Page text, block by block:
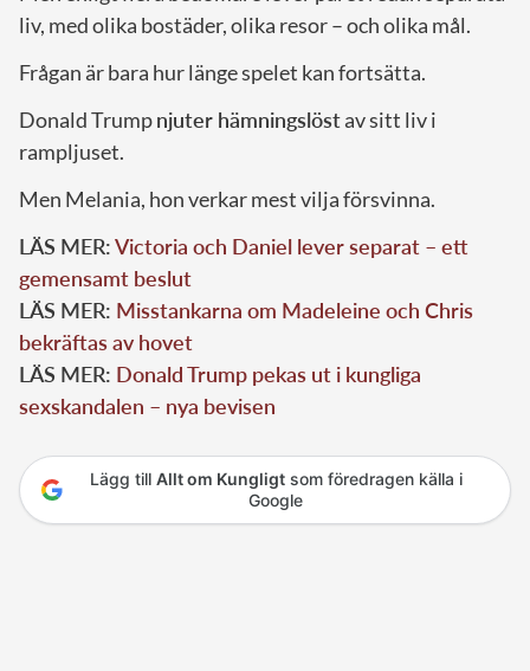
liv, med olika bostäder, olika resor – och olika mål.
Frågan är bara hur länge spelet kan fortsätta.
Donald Trumpnjuter hämningslöstav sitt liv i
rampljuset.
Men Melania, hon verkar mest vilja försvinna.
LÄS MER:Victoria och Daniel lever separat – ett
gemensamt beslut
LÄS MER: Misstankarna om Madeleine och Chris
bekräftas av hovet
LÄS MER: Donald Trump pekas ut i kungliga
sexskandalen – nya bevisen
Lägg till Allt om Kungligtsom föredragen källa i
Google